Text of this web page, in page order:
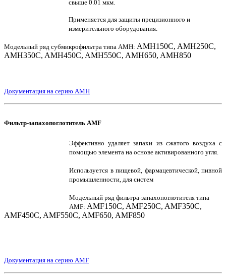
свыше 0.01 мкм.
Применяется для защиты прецизионного и
измерительного оборудования.
Модельный ряд субмикрофильтра типа AMH: AMH150C, AMH250C,
AMH350C, AMH450C, AMH550C, AMH650, AMH850
Документация на серию AMH
Фильтр-запахопоглотитель AMF
Эффективно удаляет запахи из сжатого воздуха с
помощью элемента на основе активированного угля.
Используется в пищевой, фармацевтической, пивной
промышленности, для систем
Модельный ряд фильтра-запахопоглотителя типа
AMF: AMF150C, AMF250C, AMF350C,
AMF450C, AMF550C, AMF650, AMF850
Документация на серию AMF